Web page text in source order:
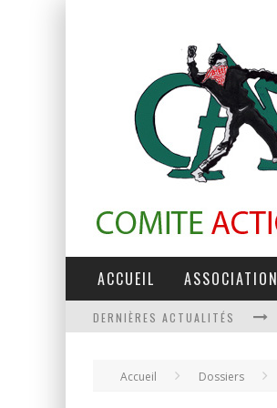
ACCUEIL ASSOCIATION
DERNIÈRES ACTUALITÉS
Accueil Dossiers